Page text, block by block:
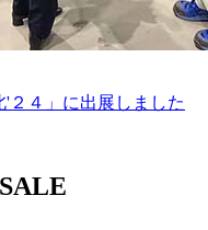
'２４」に出展しました